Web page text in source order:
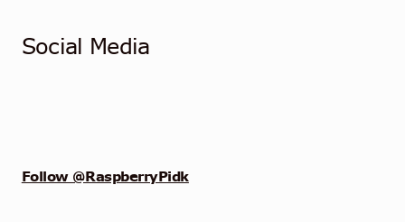
Social Media
Follow @RaspberryPidk